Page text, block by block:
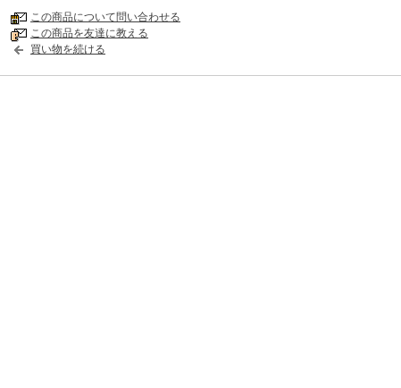
この商品について問い合わせる
この商品を友達に教える
買い物を続ける